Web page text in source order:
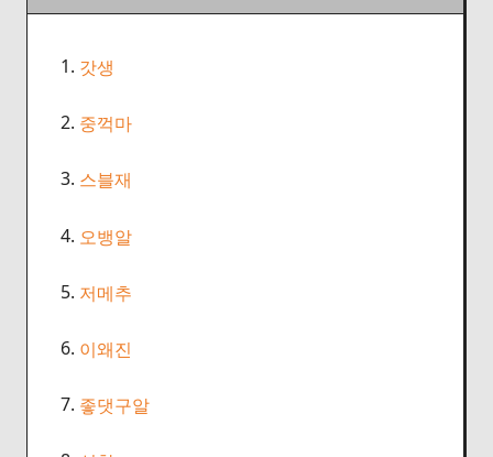
1. 갓생
2. 중꺽마
3. 스블재
4. 오뱅알
5. 저메추
6. 이왜진
7. 좋댓구알